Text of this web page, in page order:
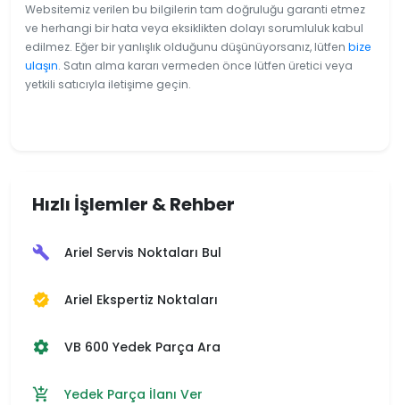
Websitemiz verilen bu bilgilerin tam doğruluğu garanti etmez
ve herhangi bir hata veya eksiklikten dolayı sorumluluk kabul
edilmez. Eğer bir yanlışlık olduğunu düşünüyorsanız, lütfen bize
ulaşın. Satın alma kararı vermeden önce lütfen üretici veya
yetkili satıcıyla iletişime geçin.
Hızlı İşlemler & Rehber
build Ariel Servis Noktaları Bul
verified Ariel Ekspertiz Noktaları
settings VB 600 Yedek Parça Ara
add_shopping_cart Yedek Parça İlanı Ver